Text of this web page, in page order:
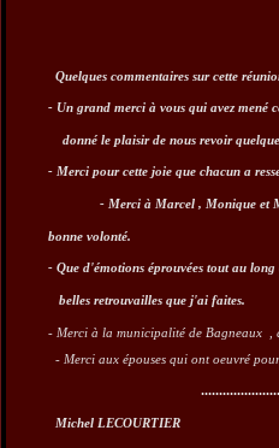
Quelques commentaires sur cette
- Un grand merci à vous qui avez mené
donné le plaisir de nous revoir
- Merci pour cette joie que chacun a
- Merci à Marcel , Monique et
bonne volonté.
- Que d'émotions éprouvées tout au long
belles retrouvailles que j'ai faites.
- Merci à la municipalité de Bagneaux ,
- Merci aux épouses qui ont oeuvré
Michel LECOURTIER